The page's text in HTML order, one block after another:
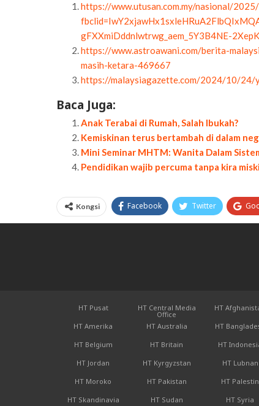
https://www.utusan.com.my/nasional/
gFXXmiDddnlwtrwg_aem_5Y3B4NE-
https://www.astroawani.com/berita-
masih-ketara-469667
https://malaysiagazette.com/2024/10/24/
Baca Juga:
Anak Terabai di Rumah, Salah Ibukah?
Kemiskinan terus bertambah di dalam
Mini Seminar MHTM: Wanita Dalam
Pendidikan wajib percuma tanpa kira
Kongsi Facebook Twitter
HT Pusat HT Central Media
Office
HT
HT Amerika
HT Australia HT
HT Belgium
HT Britain HT
HT Jordan
HT Kyrgyzstan HT Lubnan
HT Moroko
HT Pakistan HT Palestin
HT Skandinavia
HT Sudan HT Syria